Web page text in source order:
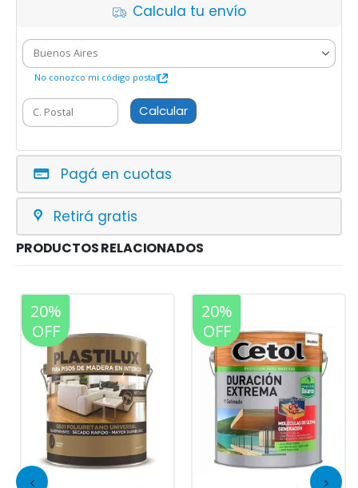
Calcula tu envío
No conozco mi código postal
Calcular
Pagá en cuotas
Retirá gratis
PRODUCTOS RELACIONADOS
20%
OFF
20%
OFF